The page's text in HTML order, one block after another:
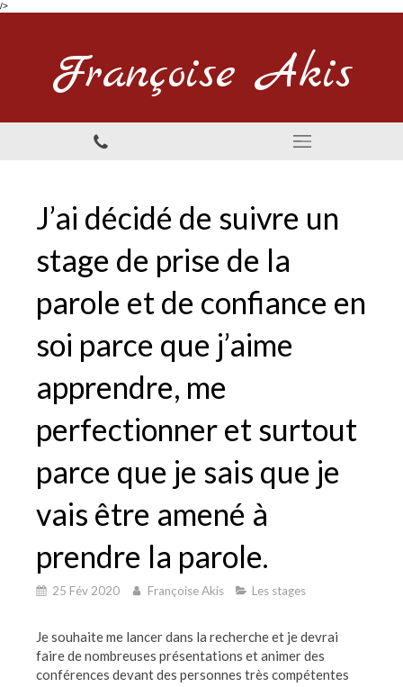
/>
Françoise Akis
J’ai décidé de suivre un
stage de prise de la
parole et de confiance en
soi parce que j’aime
apprendre, me
perfectionner et surtout
parce que je sais que je
vais être amené à
prendre la parole.
25 Fév 2020 Françoise Akis Les stages
Je souhaite me lancer dans la recherche et je devrai
faire de nombreuses présentations et animer des
conférences devant des personnes très compétentes